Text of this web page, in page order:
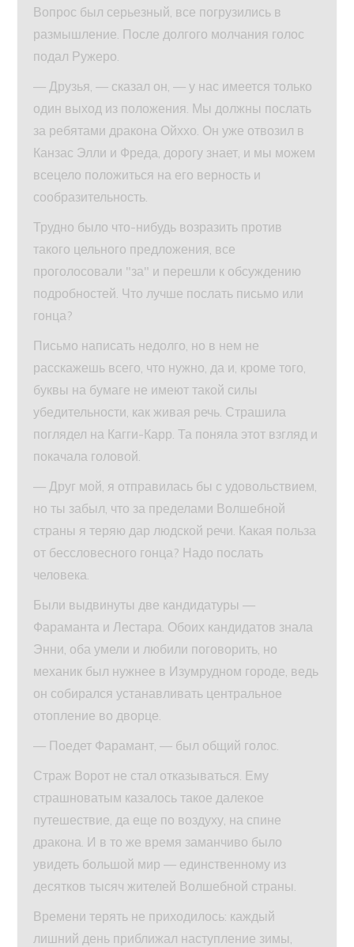
Вопрос был серьезный, все погрузились в
размышление. После долгого молчания голос
подал Ружеро.
— Друзья, — сказал он, — у нас имеется только
один выход из положения. Мы должны послать
за ребятами дракона Ойххо. Он уже отвозил в
Канзас Элли и Фреда, дорогу знает, и мы можем
всецело положиться на его верность и
сообразительность.
Трудно было что-нибудь возразить против
такого цельного предложения, все
проголосовали "за" и перешли к обсуждению
подробностей. Что лучше послать письмо или
гонца?
Письмо написать недолго, но в нем не
расскажешь всего, что нужно, да и, кроме того,
буквы на бумаге не имеют такой силы
убедительности, как живая речь. Страшила
поглядел на Кагги-Карр. Та поняла этот взгляд и
покачала головой.
— Друг мой, я отправилась бы с удовольствием,
но ты забыл, что за пределами Волшебной
страны я теряю дар людской речи. Какая польза
от бессловесного гонца? Надо послать
человека.
Были выдвинуты две кандидатуры —
Фараманта и Лестара. Обоих кандидатов знала
Энни, оба умели и любили поговорить, но
механик был нужнее в Изумрудном городе, ведь
он собирался устанавливать центральное
отопление во дворце.
— Поедет Фарамант, — был общий голос.
Страж Ворот не стал отказываться. Ему
страшноватым казалось такое далекое
путешествие, да еще по воздуху, на спине
дракона. И в то же время заманчиво было
увидеть большой мир — единственному из
десятков тысяч жителей Волшебной страны.
Времени терять не приходилось: каждый
лишний день приближал наступление зимы,